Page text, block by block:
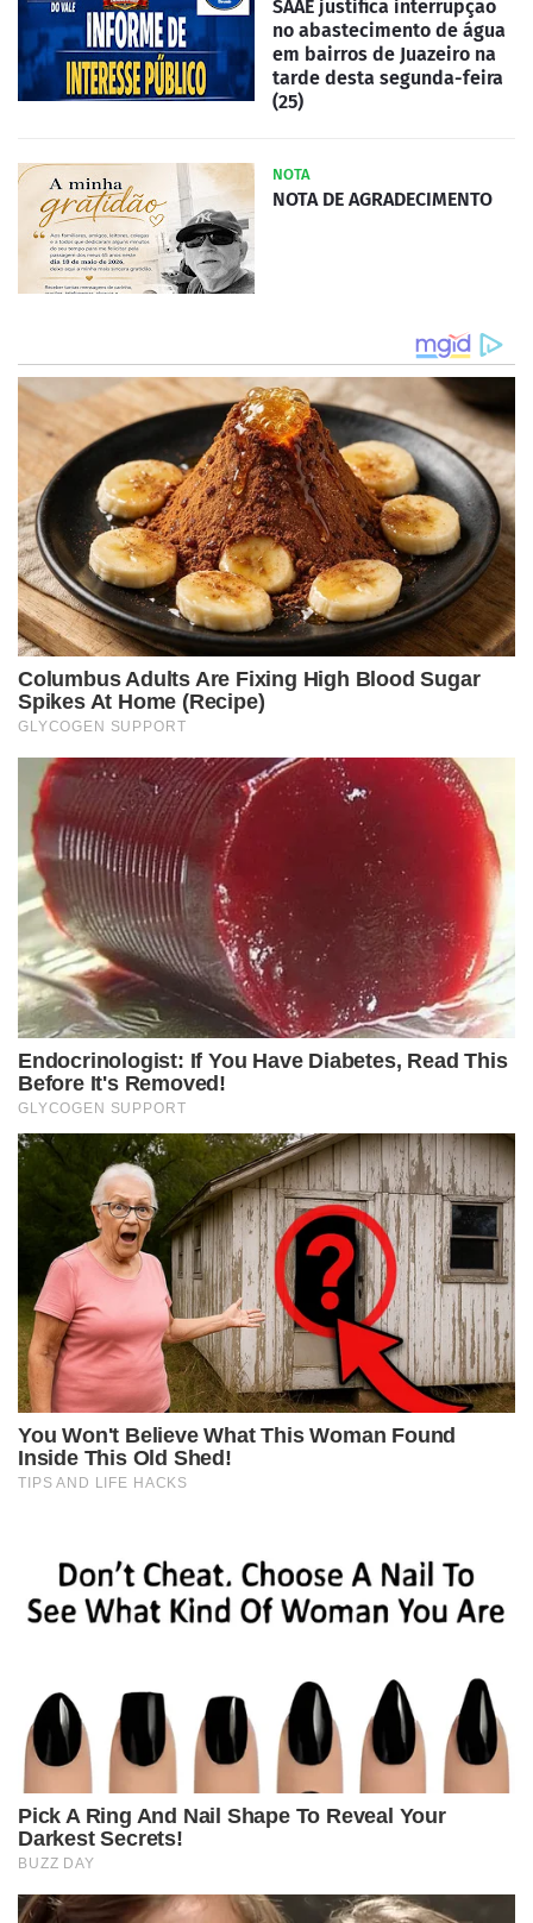
SAAE justifica interrupção
no abastecimento de água
em bairros de Juazeiro na
tarde desta segunda-feira
(25)
NOTA
NOTA DE AGRADECIMENTO